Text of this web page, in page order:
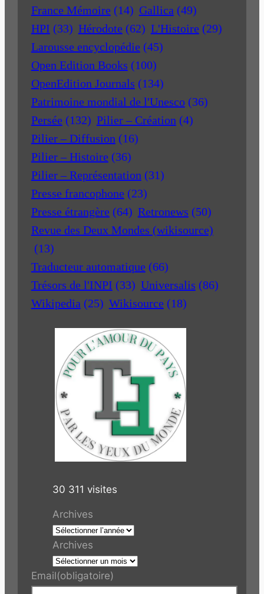
France Mémoire (14) Gallica (49)
HPI (33) Hérodote (62) L'Histoire (29)
Larousse encyclopédie (45)
Open Edition Books (100)
OpenEdition Journals (134)
Patrimoine mondial de l'Unesco (36)
Persée (132) Pilier – Création (4)
Pilier – Diffusion (16)
Pilier – Histoire (36)
Pilier – Représentation (31)
Presse francophone (23)
Presse étrangère (64) Retronews (50)
Revue des Deux Mondes (wikisource)
(13)
Traducteur automatique (66)
Trésors de l'INPI (33) Universalis (86)
Wikipedia (25) Wikisource (18)
30 311 visites
Archives
Archives
Email(obligatoire)